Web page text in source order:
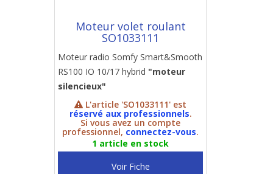
Moteur volet roulant
SO1033111
Moteur radio Somfy Smart&Smooth
RS100 IO 10/17 hybrid "moteur
silencieux"
L'article 'SO1033111' est
réservé aux professionnels.
Si vous avez un compte
professionnel, connectez-vous.
1 article en stock
Voir Fiche